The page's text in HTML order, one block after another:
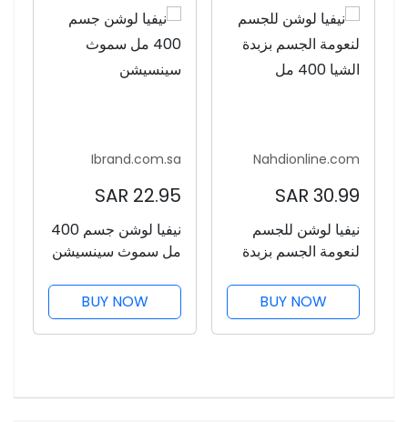
Nahdionline.com
30.99 SAR
نيفيا لوشن للجسم
لنعومة الجسم بزبدة
BUY NOW
Ibrand.com.sa
22.95 SAR
نيفيا لوشن جسم 400
مل سموث سينسيشن
BUY NOW